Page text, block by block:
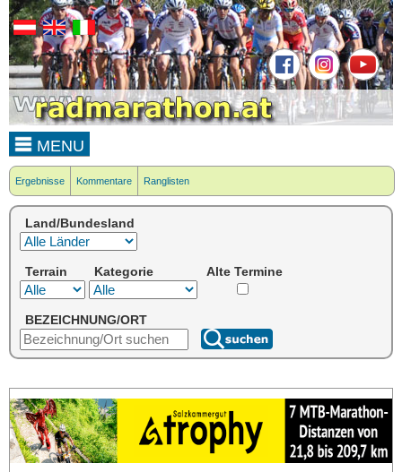
MENU
Ergebnisse Kommentare Ranglisten
Land/Bundesland
Terrain Kategorie Alte Termine
BEZEICHNUNG/ORT